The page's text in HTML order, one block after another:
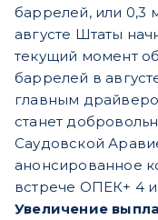
баррелей, или 0,3
августе Штаты
текущий момент
баррелей в
главным
станет
Саудовской
анонсированное
встрече ОПЕК+ 4
Увеличение